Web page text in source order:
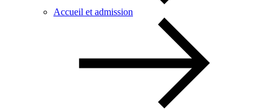
Accueil et admission